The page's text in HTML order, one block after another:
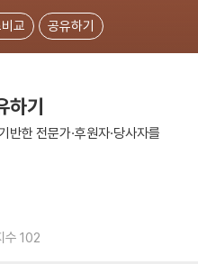
교 공유하기
하기
반한 전문가·후원자·당사자를
수 102